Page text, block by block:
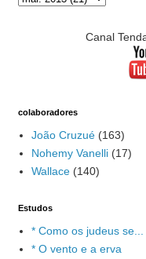
Canal
colaboradores
João Cruzué (163)
Nohemy Vanelli (17)
Wallace (140)
Estudos
* Como os judeus se...
* O vento e a erva